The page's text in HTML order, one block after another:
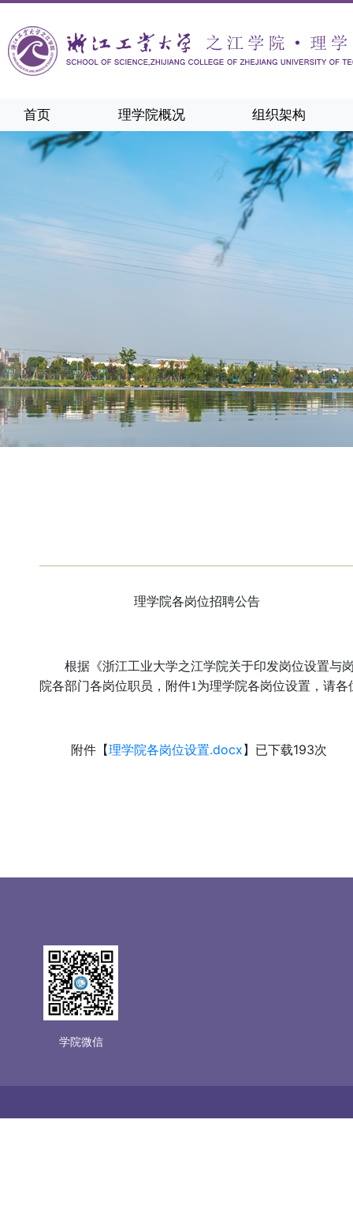
首页 理学院概况 组织架构
理学院各岗位招聘公告
根据《浙江工业大学之江学院关于印发岗位设置与
院各部门各岗位职员，附件1为理学院各岗位设置，请各
附件【理学院各岗位设置.docx】已下载193次
学院微信